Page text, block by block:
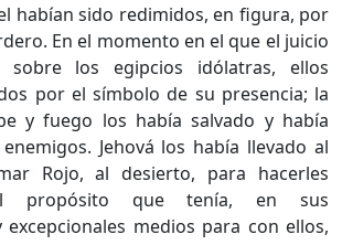
habían sido redimidos, en figura, por
En el momento en el que el juicio
sobre los egipcios idólatras, ellos
por el símbolo de su presencia; la
y fuego los había salvado y había
Jehová los había llevado al
Rojo, al desierto, para hacerles
propósito que tenía, en sus
medios para con ellos,